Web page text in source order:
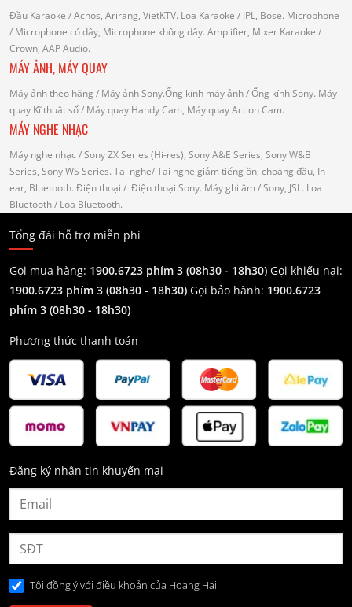
Đầu Karaoke / Acnos, Arirang, VietKTV. Loa Karaoke / JPL, Bose. Microphone
/ Microphone có dây, Microphone không dây. Amplifier, Mixer Karaoke /
Crown, AAP Audio.
MÁY ẢNH, MÁY QUAY
Máy ảnh theo hãng / Máy ảnh Sony.Ống kính máy ảnh / Ống kính Sony. Máy
quay Kĩ thuật số/ Máy quay Handy Cam, Máy quay Action Cam.
MÁY NGHE NHẠC
Máy nghe nhạc / Sony ZX Series (Hi-res), Sony A&E Series, Sony W&B
Series, Sony WS Series. Tai nghe/ Tai nghe giảm tiếng ồn, choàng đầu, In-
ear, Bluetooth. Điện thoại / Điện thoại Sony. Máy ghi âm / Sony, JSL. Loa
Bluetooth/ Loa Bluetooth.
Tổng đài hỗ trợ miễn phí
Gọi mua hàng: 1900.6723 phím 3 (08h30 - 18h30) Gọi khiếu nại:
1900.6723 phím 3 (08h30 - 18h30) Gọi bảo hành: 1900.6723
phím 3 (08h30 - 18h30)
Phương thức thanh toán
Đăng ký nhận tin khuyến mại
Tôi đồng ý với điều khoản của Hoang Hai